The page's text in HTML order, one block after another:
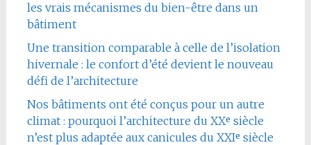
les vrais mécanismes du bien-être dans un
bâtiment
Une transition comparable à celle de l’isolation
hivernale : le confort d’été devient le nouveau
défi de l’architecture
Nos bâtiments ont été conçus pour un autre
climat : pourquoi l’architecture du XXᵉ siècle
n’est plus adaptée aux canicules du XXIᵉ siècle